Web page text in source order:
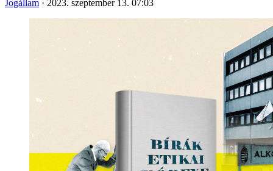
Jogállam · 2023. szeptember 13. 07:03